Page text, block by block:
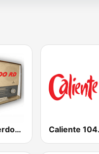
Radio Recuerdos RD Caliente